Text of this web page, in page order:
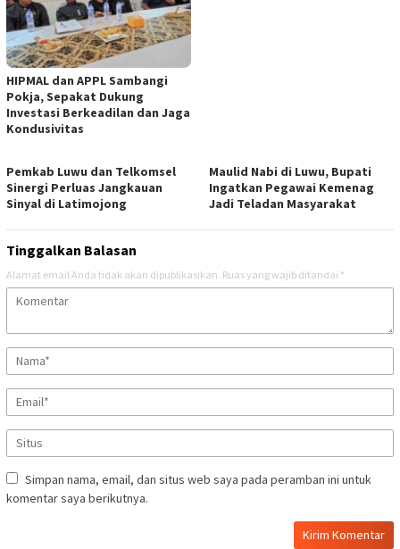
HIPMAL dan APPL Sambangi
Pokja, Sepakat Dukung
Investasi Berkeadilan dan Jaga
Kondusivitas
Pemkab Luwu dan Telkomsel
Sinergi Perluas Jangkauan
Sinyal di Latimojong
Maulid Nabi di Luwu, Bupati
Ingatkan Pegawai Kemenag
Jadi Teladan Masyarakat
Tinggalkan Balasan
Alamat email Anda tidak akan dipublikasikan. Ruas yang wajib ditandai *
Simpan nama, email, dan situs web saya pada peramban ini untuk
komentar saya berikutnya.